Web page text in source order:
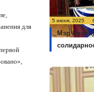
для
5 июня, 2025
Мэр